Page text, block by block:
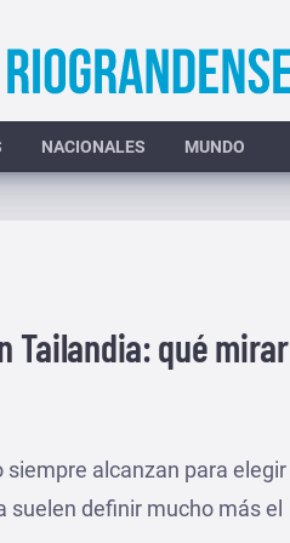
NACIONALES MUNDO
Tailandia: qué mirar
alcanzan para elegir
suelen definir mucho más el